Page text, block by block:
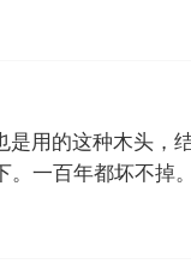
用的这种木头，
。一百年都坏不掉